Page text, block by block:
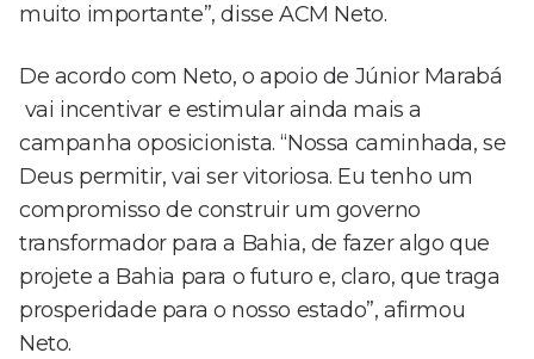
muito importante”, disse ACM Neto.
De acordo com Neto, o apoio de Júnior Marabá
vai incentivar e estimular ainda mais a
campanha oposicionista. “Nossa caminhada, se
Deus permitir, vai ser vitoriosa. Eu tenho um
compromisso de construir um governo
transformador para a Bahia, de fazer algo que
projete a Bahia para o futuro e, claro, que traga
prosperidade para o nosso estado”, afirmou
Neto.